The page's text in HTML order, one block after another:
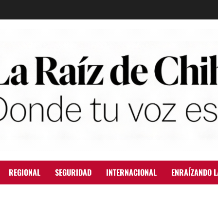
REGIONAL SEGURIDAD INTERNACIONAL ENRAÍZANDO